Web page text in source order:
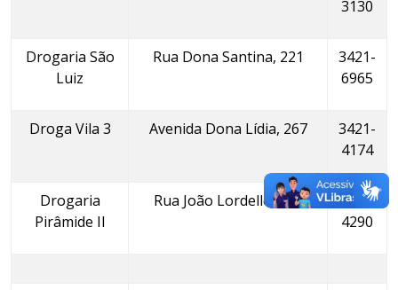
3130
Drogaria São
Luiz
Rua Dona Santina, 221
3421-
6965
Droga Vila 3 Avenida Dona Lídia, 267
3421-
4174
Drogaria
Pirâmide II
Rua João Lordello, 258
3421-
4290